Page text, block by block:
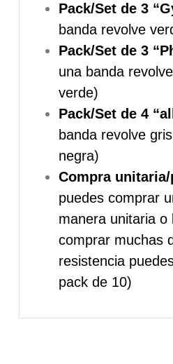
Pack/Set de 3
banda revolve
Pack/Set de 3
una banda
verde)
Pack/Set de 4
banda revolve
negra)
Compra unitaria/
puedes comprar
manera unitaria o
comprar muchas
resistencia
pack de 10)